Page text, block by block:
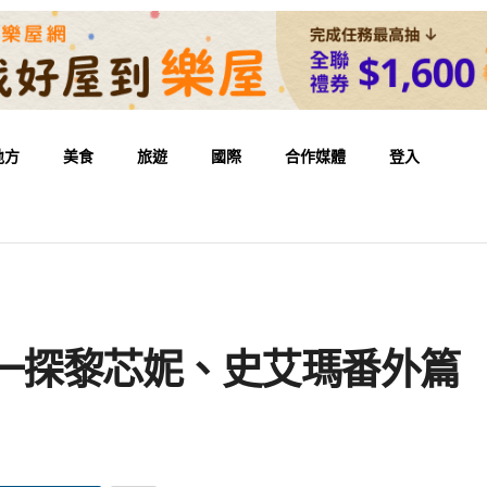
方 美食 旅遊 國際 合作媒體 登入
探黎芯妮、史艾瑪番外篇